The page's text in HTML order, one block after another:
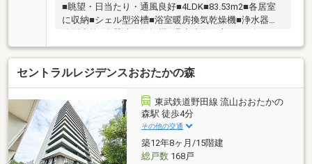
■眺望・日当たり・通風良好■4LDK■83.53m2■各居室
に収納■シェル型浴槽■浴室暖房換気乾燥機■浄水器一
体型水栓■食器洗い乾燥機■温水洗浄便座■2008年3月
築■分譲 ダイア建設 株式会社■施工 新日本建設 株
式会社■設計 株式会社 トツカ・セッケイ■管理 株式
会社 東急コミュニティー■ペット飼育可(使用細則あ
り)■オートロックシステム■24時間換気システム■宅配
ボックス
セントラルレジデンスおおたかの森
東武鉄道野田線 流山おおたかの
森駅 徒歩4分
その他の交通
築12年8ヶ月/15階建
総戸数168戸